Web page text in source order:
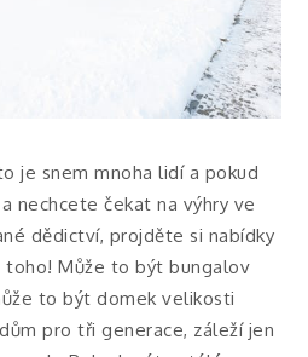
je snem mnoha lidí a pokud
nechcete čekat na výhry ve
dědictví, projděte si nabídky
Může to být bungalov
to být domek velikosti
pro tři generace, záleží jen